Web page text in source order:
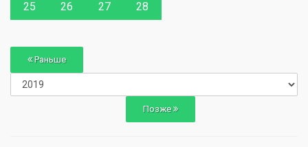
25 26 27 28
Раньше
Позже